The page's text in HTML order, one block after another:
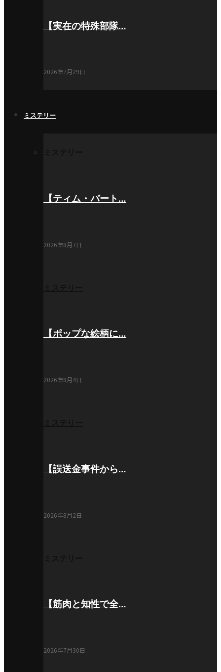
【実在の特殊部隊…
2026年7月29日
ミステリー
【ティム・バート…
2026年8月7日
【ポップな絵柄に…
2026年8月4日
【誤送金事件から…
2026年8月2日
【筋肉と知性で全…
2026年7月30日